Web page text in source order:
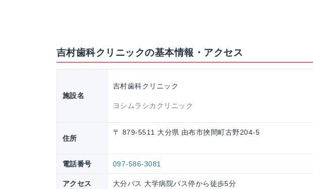
吉村歯科クリニックの基本情報・アクセス
施設名
吉村歯科クリニック
ヨシムラシカクリニック
住所
〒 879-5511 大分県 由布市挾間町古野204-5
電話番号 097-586-3081
アクセス 大分バス 大学病院バス停から徒歩5分